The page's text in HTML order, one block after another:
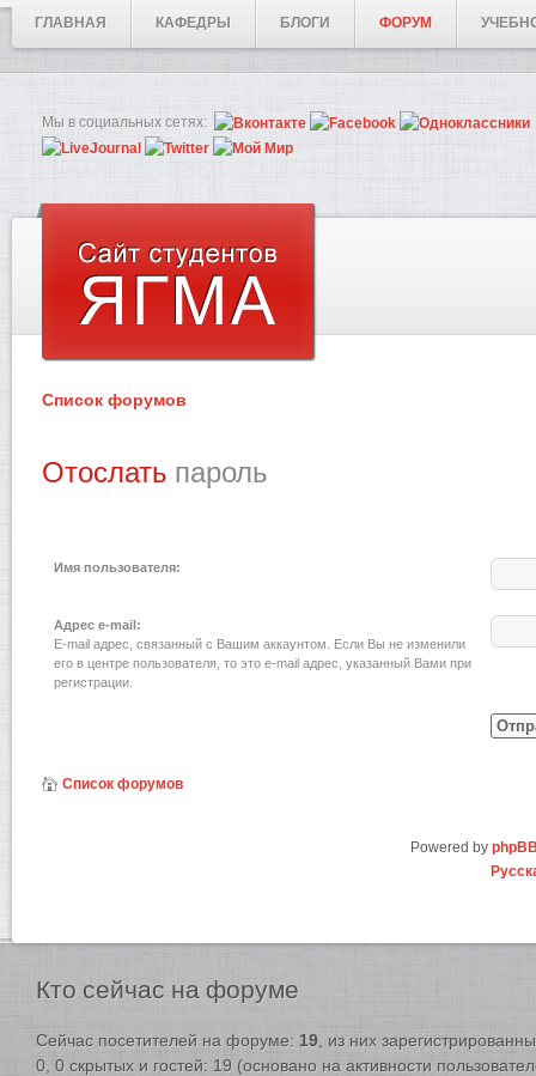
ГЛАВНАЯ КАФЕДРЫ БЛОГИ ФОРУМ
Мы в социальных сетях:
Список форумов
Отослать пароль
Имя пользователя:
Адрес e-mail:
E-mail адрес, связанный с Вашим аккаунтом. Если Вы не изменили
его в центре пользователя, то это e-mail адрес, указанный Вами при
регистрации.
Список форумов
Powered by
Кто сейчас на форуме
Сейчас посетителей на форуме: 19 , из них
0, 0 скрытых и гостей: 19 (основано на активности